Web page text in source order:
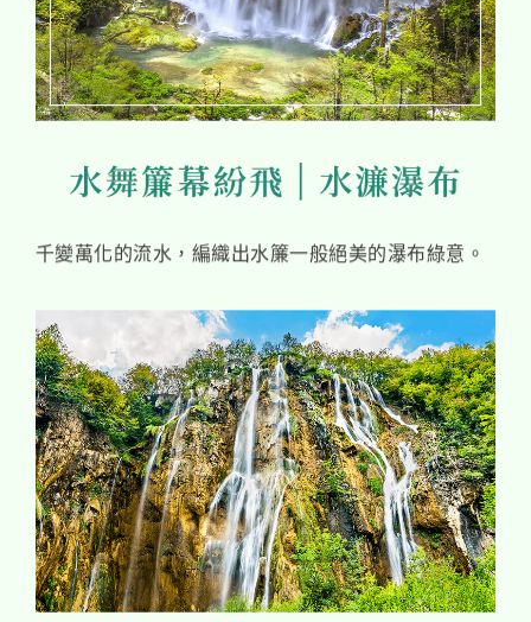
千變萬化的流水，編織出水簾一般絕美的瀑布綠意。